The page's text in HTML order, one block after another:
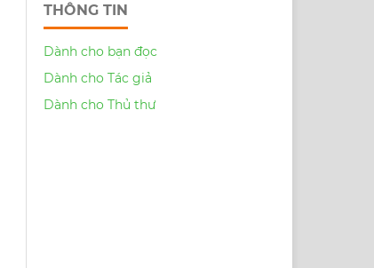
THÔNG TIN
Dành cho bạn đọc
Dành cho Tác giả
Dành cho Thủ thư